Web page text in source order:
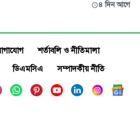
৪ দিন আগে
শর্তাবলি ও নীতিমালা
ডিএমসিএ সম্পাদকীয় নীতি